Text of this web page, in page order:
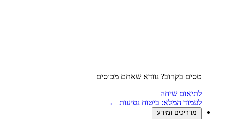
טסים בקרוב? נוודא שאתם מכוסים
לתיאום שיחה
לעמוד המלא: ביטוח נסיעות ←
מדריכים ומידע